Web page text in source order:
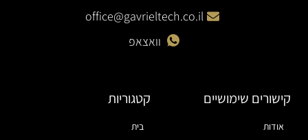
office@gavrieltech.co.il
וואצאפ
קישורים שימושיים
אודות
קטגוריות
בית